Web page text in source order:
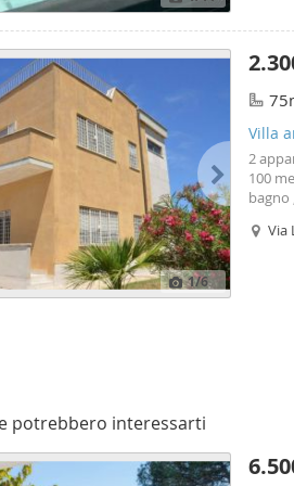
1/6
Villa
2
100
bagno
Via
potrebbero interessarti